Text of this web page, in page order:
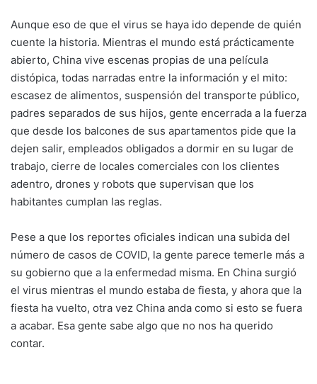
Aunque eso de que el virus se haya ido depende de quién
cuente la historia. Mientras el mundo está prácticamente
abierto, China vive escenas propias de una película
distópica, todas narradas entre la información y el mito:
escasez de alimentos, suspensión del transporte público,
padres separados de sus hijos, gente encerrada a la fuerza
que desde los balcones de sus apartamentos pide que la
dejen salir, empleados obligados a dormir en su lugar de
trabajo, cierre de locales comerciales con los clientes
adentro, drones y robots que supervisan que los
habitantes cumplan las reglas.
Pese a que los reportes oficiales indican una subida del
número de casos de COVID, la gente parece temerle más a
su gobierno que a la enfermedad misma. En China surgió
el virus mientras el mundo estaba de fiesta, y ahora que la
fiesta ha vuelto, otra vez China anda como si esto se fuera
a acabar. Esa gente sabe algo que no nos ha querido
contar.